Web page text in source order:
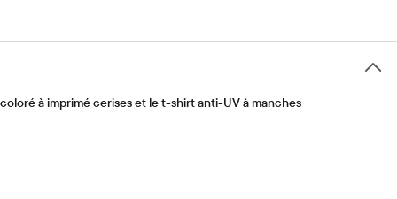
à imprimé cerises et le t-shirt anti-UV à manches